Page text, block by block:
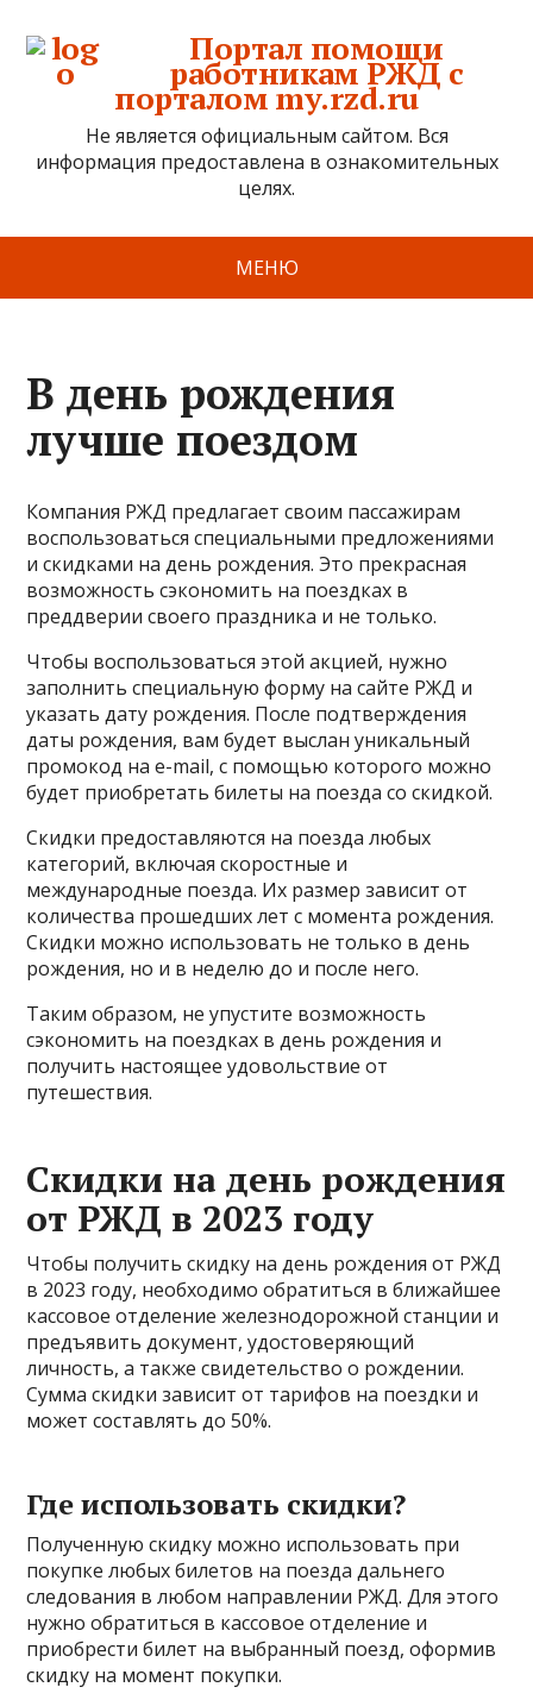
Портал помощи
работникам РЖД с
порталом my.rzd.ru
Не является официальным сайтом. Вся
информация предоставлена в ознакомительных
целях.
МЕНЮ
В день рождения
лучше поездом
Компания РЖД предлагает своим пассажирам
воспользоваться специальными предложениями
и скидками на день рождения. Это прекрасная
возможность сэкономить на поездках в
преддверии своего праздника и не только.
Чтобы воспользоваться этой акцией, нужно
заполнить специальную форму на сайте РЖД и
указать дату рождения. После подтверждения
даты рождения, вам будет выслан уникальный
промокод на e-mail, с помощью которого можно
будет приобретать билеты на поезда со скидкой.
Скидки предоставляются на поезда любых
категорий, включая скоростные и
международные поезда. Их размер зависит от
количества прошедших лет с момента рождения.
Скидки можно использовать не только в день
рождения, но и в неделю до и после него.
Таким образом, не упустите возможность
сэкономить на поездках в день рождения и
получить настоящее удовольствие от
путешествия.
Скидки на день рождения
от РЖД в 2023 году
Чтобы получить скидку на день рождения от РЖД
в 2023 году, необходимо обратиться в ближайшее
кассовое отделение железнодорожной станции и
предъявить документ, удостоверяющий
личность, а также свидетельство о рождении.
Сумма скидки зависит от тарифов на поездки и
может составлять до 50%.
Где использовать скидки?
Полученную скидку можно использовать при
покупке любых билетов на поезда дальнего
следования в любом направлении РЖД. Для этого
нужно обратиться в кассовое отделение и
приобрести билет на выбранный поезд, оформив
скидку на момент покупки.